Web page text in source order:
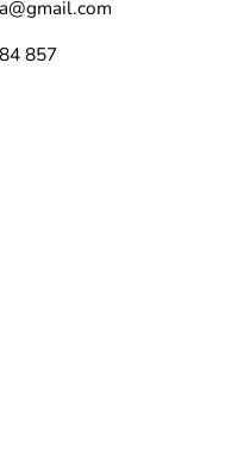
@gmail.com
857